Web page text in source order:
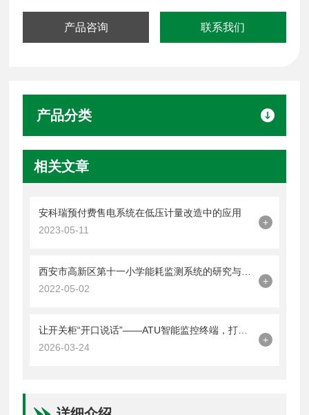
产品咨询 联系我们
产品分类
相关文章
安科瑞预付费售电系统在低压计量改造中的应用
2023-05-11
+
2022-05-02
+
2026-03-24
+